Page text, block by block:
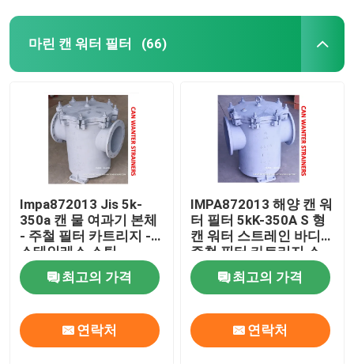
마린 캔 워터 필터 (66)
Impa872013 Jis 5k-
350a 캔 물 여과기 본체
- 주철 필터 카트리지 -
스테인레스 스틸
최고의 가격
연락처
IMPA872013 해양 캔 워
터 필터 5kK-350A S 형
캔 워터 스트레인 바디
주철 필터 카트리지 스
테인레스 스틸
최고의 가격
연락처